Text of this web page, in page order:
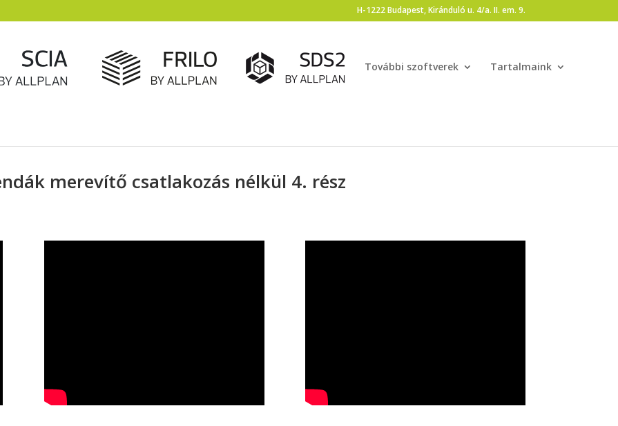
H-1222 Budapest, Kiránduló u. 4/a. II. em. 9.
További szoftverek Tartalmaink
merevítő csatlakozás nélkül 4. rész